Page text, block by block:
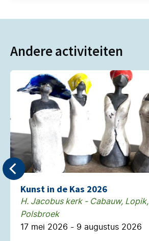
Andere activiteiten
Kunst in de Kas 2026
H. Jacobus kerk - Cabauw, Lopik,
Polsbroek
17 mei 2026 - 9 augustus 2026